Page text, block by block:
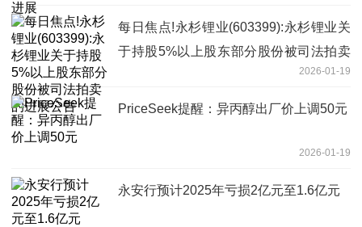
每日焦点!永杉锂业(603399):永杉锂业关
于持股5%以上股东部分股份被司法拍卖
2026-01-19
PriceSeek提醒：异丙醇出厂价上调50元
2026-01-19
永安行预计2025年亏损2亿元至1.6亿元